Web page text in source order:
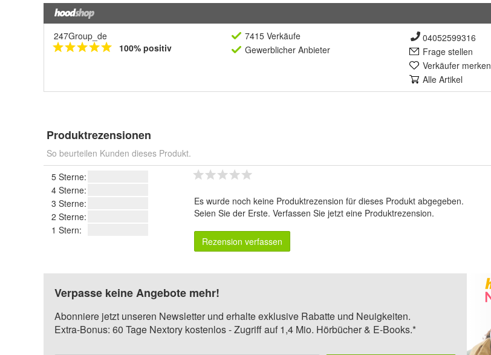
247Group_de
100% positiv
7415 Verkäufe
Gewerblicher Anbieter
04052599316
Frage stellen
Verkäufer merken
Alle Artikel
Produktrezensionen
So beurteilen Kunden dieses Produkt.
5 Sterne:
4 Sterne:
3 Sterne:
2 Sterne:
1 Stern:
Es wurde noch keine Produktrezension für dieses Produkt abgegeben.
Seien Sie der Erste. Verfassen Sie jetzt eine Produktrezension.
Rezension verfassen
Verpasse keine Angebote mehr!
Abonniere jetzt unseren Newsletter und erhalte exklusive Rabatte und Neuigkeiten.
Extra-Bonus: 60 Tage Nextory kostenlos - Zugriff auf 1,4 Mio. Hörbücher & E-Books.*